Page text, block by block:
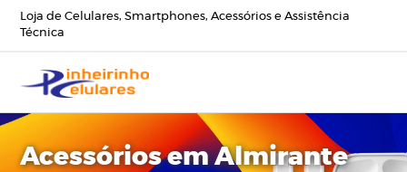
Loja de Celulares, Smartphones, Acessórios e Assistência
Técnica
Acessórios em Almirante